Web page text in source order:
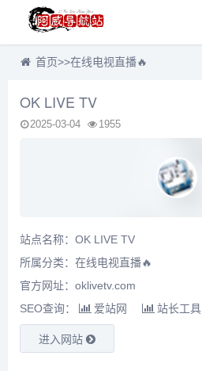
首页>>在线电视直播🔥
OK LIVE TV
2025-03-04 1955
站点名称：OK LIVE TV
所属分类： 在线电视直播🔥
官方网址：oklivetv.com
SEO查询：
爱站网 站长工具
进入网站